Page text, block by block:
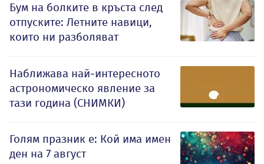
Бум на болките в кръста след
отпуските: Летните навици,
които ни разболяват
Наближава най-интересното
астрономическо явление за
тази година (СНИМКИ)
Голям празник е: Кой има имен
ден на 7 август